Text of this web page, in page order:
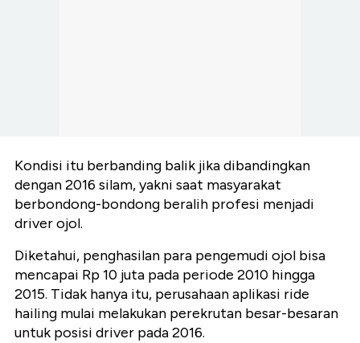
Kondisi itu berbanding balik jika dibandingkan
dengan 2016 silam, yakni saat masyarakat
berbondong-bondong beralih profesi menjadi
driver ojol.
Diketahui, penghasilan para pengemudi ojol bisa
mencapai Rp 10 juta pada periode 2010 hingga
2015. Tidak hanya itu, perusahaan aplikasi ride
hailing mulai melakukan perekrutan besar-besaran
untuk posisi driver pada 2016.